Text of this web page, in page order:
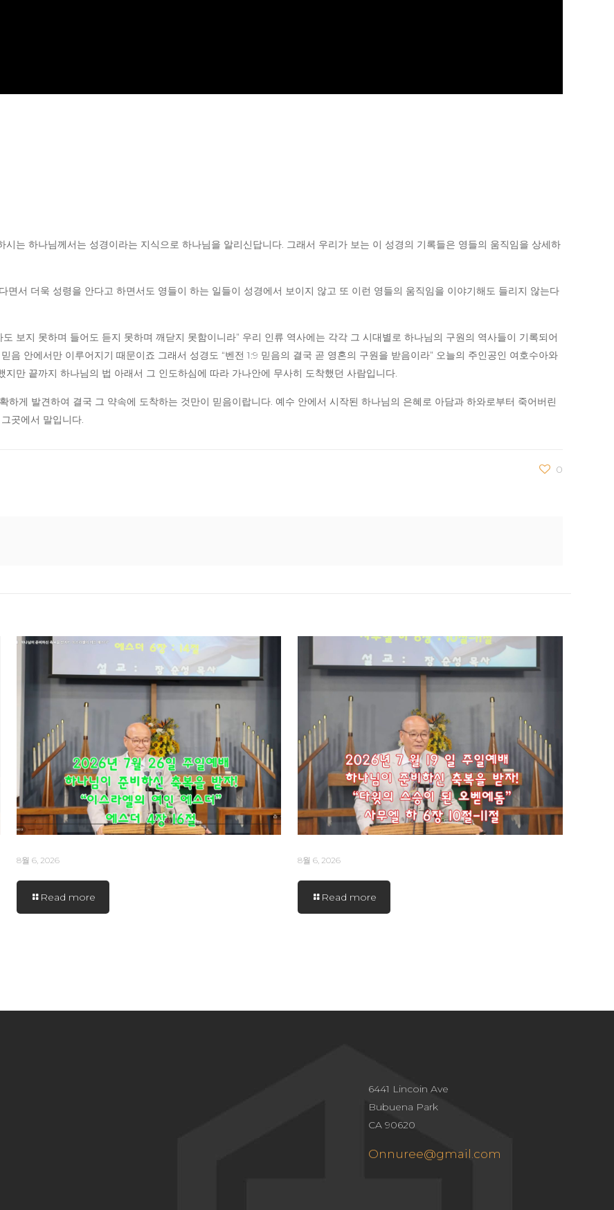
는 하나님께서는 성경이라는 지식으로 하나님을 알리신답니다. 그래서 우리가 보는 이 성경의 기록들은 영들의 움직임을 상세하
면서 더욱 성령을 안다고 하면서도 영들이 하는 일들이 성경에서 보이지 않고 또 이런 영들의 움직임을 이야기해도 들리지 않는다
보지 못하며 들어도 듣지 못하며 깨닫지 못함이니라” 우리 인류 역사에는 각각 그 시대별로 하나님의 구원의 역사들이 기록되어
음 안에서만 이루어지기 때문이죠 그래서 성경도 “벤전 1:9 믿음의 결국 곧 영혼의 구원을 받음이라” 오늘의 주인공인 여호수아와
만 끝까지 하나님의 법 아래서 그 인도하심에 따라 가나안에 무사히 도착했던 사람입니다.
하게 발견하여 결국 그 약속에 도착하는 것만이 믿음이랍니다. 예수 안에서 시작된 하나님의 은혜로 아담과 하와로부터 죽어버린
곳에서 말입니다.
0
8월 6, 2026
Read more
8월 6, 2026
Read more
6441 Lincoin Ave
Bubuena Park
CA 90620
Onnuree@gmail.com